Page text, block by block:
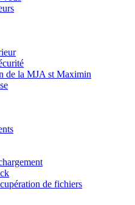
de la MJA st Maximin
de fichiers